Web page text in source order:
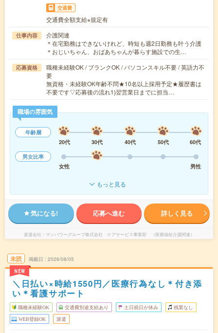
交通費
交通費全額支給※規定有
仕事内容
介護関連
＊在宅勤務はできないけれど、時短も週2日勤務も叶う介護
＊おじいちゃん、おばあちゃんが暮らす施設での生…
応募資格
職種未経験OK / ブランクOK / パソコンスキル不要 / 英語力不
要
無資格・未経験OK年齢不問★10名以上採用予定★履歴書は
不要です▽応募後の流れ1)翌営業日までに担当…
職場の雰囲気
年齢層
20代
30代 40代 50代
60代
男女比率
女性
男性
もっと見る
気になる! 応募へ進む 詳しく見る
派遣会社 マンパワーグループ株式会社 ケアサービス事業部 （医療福祉介護関連）
未読
NEW
掲載日 2026/08/05
＼日払い×時給1550円／医療行為なし＊付き添
い＊看護サポート
職種未経験OK 交通費別途支給あり 土日祝日が休み 残業なし
WEB登録OK 派遣